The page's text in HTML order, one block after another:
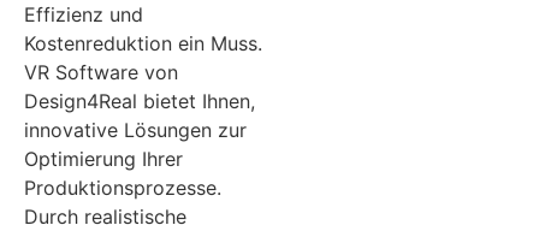
Effizienz und
Kostenreduktion ein Muss.
VR Software von
Design4Real bietet Ihnen,
innovative Lösungen zur
Optimierung Ihrer
Produktionsprozesse.
Durch realistische